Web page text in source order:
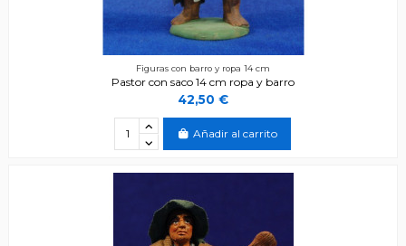
Figuras con barro y ropa 14 cm
Pastor con saco 14 cm ropa y barro
42,50 €
Añadir al carrito